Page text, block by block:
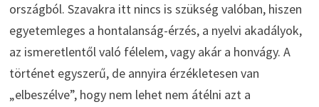
országból. Szavakra itt nincs is szükség valóban, hiszen
egyetemleges a hontalanság-érzés, a nyelvi akadályok,
az ismeretlentől való félelem, vagy akár a honvágy. A
történet egyszerű, de annyira érzékletesen van
„elbeszélve”, hogy nem lehet nem átélni azt a